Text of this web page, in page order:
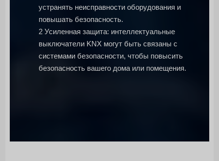
устранять неисправности оборудования и
повышать безопасность.
2 Усиленная защита: интеллектуальные
выключатели KNX могут быть связаны с
системами безопасности, чтобы повысить
безопасность вашего дома или помещения.